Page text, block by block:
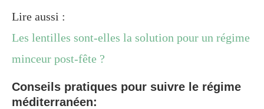
Lire aussi :
Les lentilles sont-elles la solution pour un régime
minceur post-fête ?
Conseils pratiques pour suivre le régime
méditerranéen: